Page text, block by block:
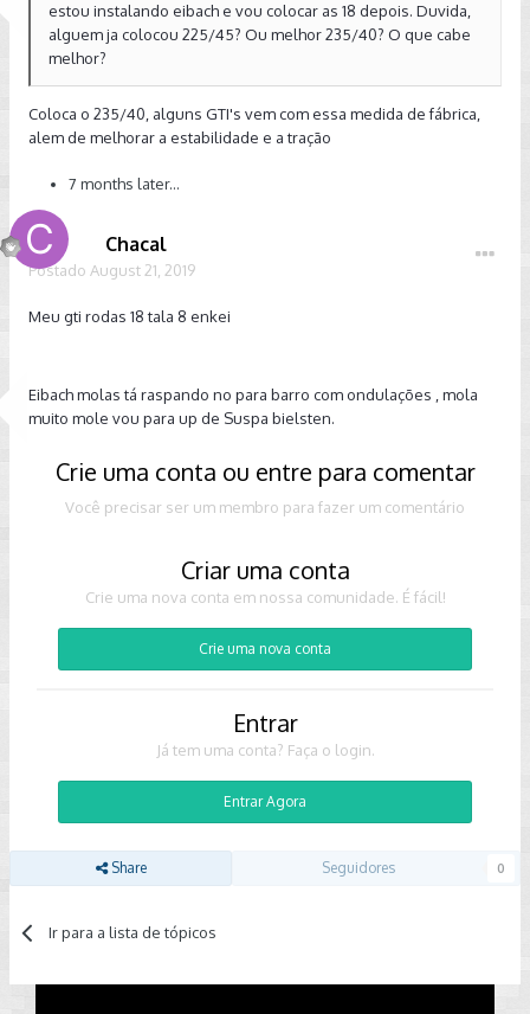
estou instalando eibach e vou colocar as 18 depois. Duvida,
alguem ja colocou 225/45? Ou melhor 235/40? O que cabe
melhor?
Coloca o 235/40, alguns GTI's vem com essa medida de fábrica,
alem de melhorar a estabilidade e a tração
7 months later...
Chacal
Postado August 21, 2019
Meu gti rodas 18 tala 8 enkei
Eibach molas tá raspando no para barro com ondulações , mola
muito mole vou para up de Suspa bielsten.
Crie uma conta ou entre para comentar
Você precisar ser um membro para fazer um comentário
Criar uma conta
Crie uma nova conta em nossa comunidade. É fácil!
Crie uma nova conta
Entrar
Já tem uma conta? Faça o login.
Entrar Agora
Share Seguidores 0
Ir para a lista de tópicos